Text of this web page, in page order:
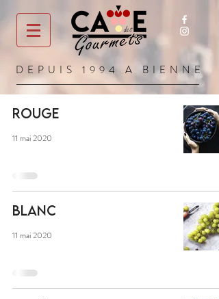
DEPUIS 1994 A BIENNE
ROUGE
11 mai 2020
BLANC
11 mai 2020